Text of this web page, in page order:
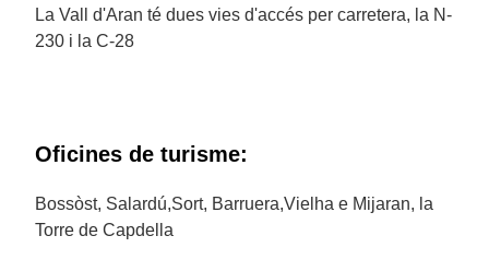
La Vall d'Aran té dues vies d'accés per carretera, la N-
230 i la C-28
Oficines de turisme:
Bossòst, Salardú,Sort, Barruera,Vielha e Mijaran, la
Torre de Capdella